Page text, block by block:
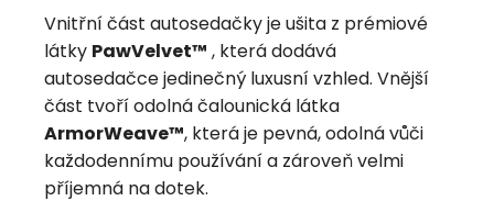
Vnitřní část autosedačky je ušita z prémiové
látky PawVelvet™ , která dodává
autosedačce jedinečný luxusní vzhled. Vnější
část tvoří odolná čalounická látka
ArmorWeave™, která je pevná, odolná vůči
každodennímu používání a zároveň velmi
příjemná na dotek.